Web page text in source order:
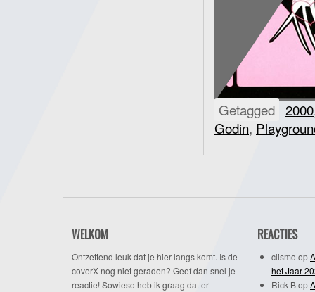
Getagged 2000
Godin,
WELKOM
Ontzettend leuk dat je hier langs komt. Is de
coverX nog niet geraden? Geef dan snel je
reactie! Sowieso heb ik graag dat er
REACTIES
clismo op
het Jaar
Rick Bop